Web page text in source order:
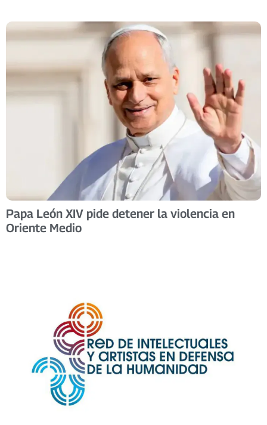
Papa León XIV pide detener la violencia en
Oriente Medio